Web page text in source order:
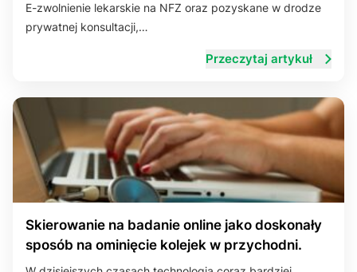
E-zwolnienie lekarskie na NFZ oraz pozyskane w drodze
prywatnej konsultacji,…
Przeczytaj artykuł
Skierowanie na badanie online jako doskonały
sposób na ominięcie kolejek w przychodni.